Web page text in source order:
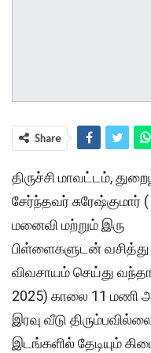
Share
திருச்சி மாவட்டம்,
சேர்ந்தவர்
மனைவி மற்றும் இரு
பிள்ளைகளுடன் வசித்து
விவசாயம் செய்து
2025) காலை 11 மணி
இரவு வீடு
இடங்களில் தேடியும்